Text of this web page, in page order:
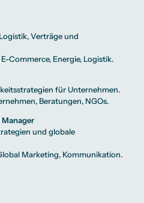
Verträge und
Commerce, Energie, Logistik.
für Unternehmen.
Beratungen, NGOs.
und globale
Marketing, Kommunikation.